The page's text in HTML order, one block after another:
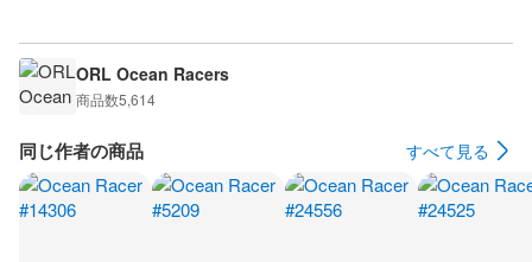
ORL Ocean Racers
商品数5,614
同じ作者の商品 すべて見る